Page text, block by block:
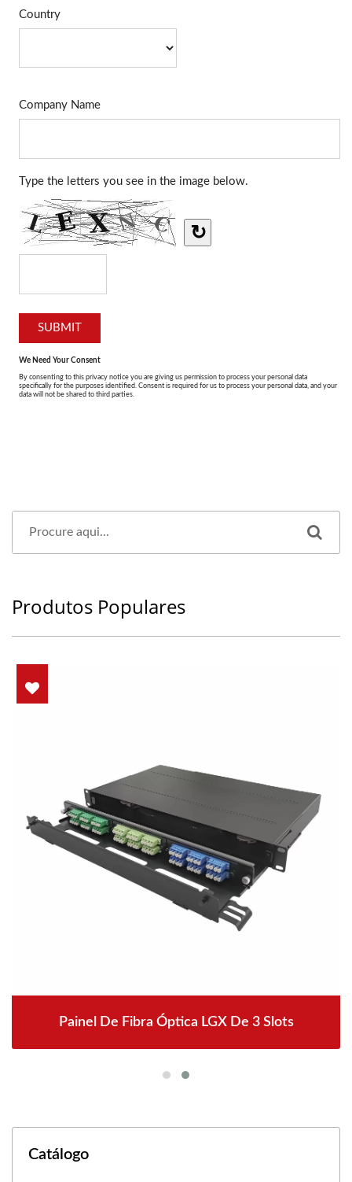
Produtos Populares
Painel De Fibra Óptica LGX De 3 Slots
Catálogo